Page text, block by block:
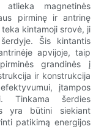
atlieka magnetinės
pirminę ir antrinę
kintamoji srovė, ji
Šis kintantis
apvijoje, taip
grandinės į
ir konstrukcija
įtampos
Tinkama šerdies
yra būtini siekiant
patikimą energijos